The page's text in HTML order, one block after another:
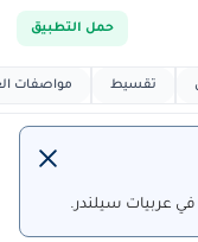
حمل التطبيق
عربيات سيلندر.
تقسيط مواصفات